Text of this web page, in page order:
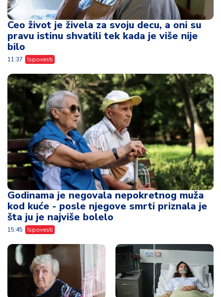
Ceo život je živela za svoju decu, a oni su
pravu istinu shvatili tek kada je više nije
bilo
11:37 Ispovesti
Godinama je negovala nepokretnog muža
kod kuće - posle njegove smrti priznala je
šta ju je najviše bolelo
15:45 Ispovesti